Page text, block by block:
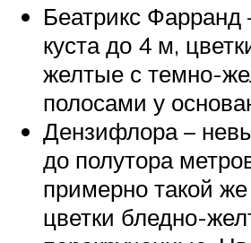
Беатрикс Фарранд
куста до 4 м,
желтые с темно-
полосами у
Дензифлора –
до полутора
примерно такой
цветки бледно-